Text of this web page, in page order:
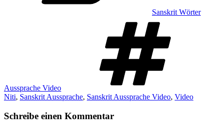
Sanskrit Wörter
Aussprache Video
Niti, Sanskrit Aussprache, Sanskrit Aussprache Video, Video
Schreibe einen Kommentar